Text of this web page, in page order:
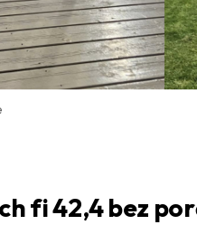
fi 42,4 bez